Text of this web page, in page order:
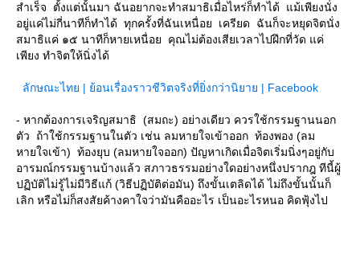
สำเร็จ ตั้งแต่นั้นมา ฉันอยากจะทำสมาธิเมื่อไหร่ก็ทำได้ แม้เพียงนั่ง
อยู่แค่ไม่กี่นาทีก็ทำได้ ทุกครั้งที่ฉันเหนื่อย เครียด ฉันก็จะหยุดจิตนั่ง
สมาธิแค่ ๑๕ นาทีก็หายเหนื่อย คุณไม่ต้องเสียเวลาไปฝึกที่วัด แค่
เพียง ทำจิตให้นิ่งได้
ลักษณะไทย | ย้อนเรื่องราวชีวิตจริงที่ยิ่งกว่านิยาย | Facebook
- หากต้องการเจริญสมาธิ (สมถะ) อย่างเดียว ควรใช้กรรมฐานนอก
ตัว ถ้าใช้กรรมฐานในตัว เช่น ลมหายใจเข้าออก ท้องพอง (ลม
หายใจเข้า) ท้องยุบ (ลมหายใจออก) ปัญหาเกิดเมื่อจิตเริ่มนิ่งๆอยู่กับ
อารมณ์กรรมฐานบ้างแล้ว สภาวธรรมอย่างใดอย่างหนึ่งปรากฎ ทีนี้ผู้
ปฏิบัติไม่รู้ไม่มีวิธีแก้ (วิธีปฏิบัติต่อมัน) ถึงขั้นเตลิดได้ ไม่ถึงขั้นนั้นก็
เลิก หรือไม่ก็สงสัยค้างคาใจว่ามันคืออะไร เป็นอะไรหนอ คิดฟุ้งไป